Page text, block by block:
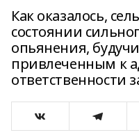
Как оказалось,
состоянии
опьянения,
привлеченным к
ответственности